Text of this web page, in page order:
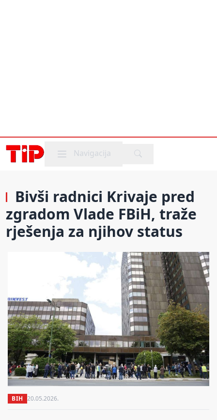
Mobile menu
Navigacija
Bivši radnici Krivaje pred
zgradom Vlade FBiH, traže
rješenja za njihov status
BIH 20.05.2026.